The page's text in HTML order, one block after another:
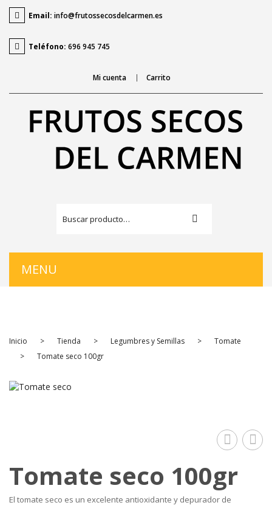
Email: info@frutossecosdelcarmen.es
Teléfono: 696 945 745
Mi cuenta Carrito
MENU
Frutos secos
Especias
Ecológico
Inicio > Tienda > Legumbres y Semillas >
Tomate
>
Tomate seco 100gr
especial
gigante
Tomate seco 100gr
El tomate seco es un excelente antioxidante y depurador de